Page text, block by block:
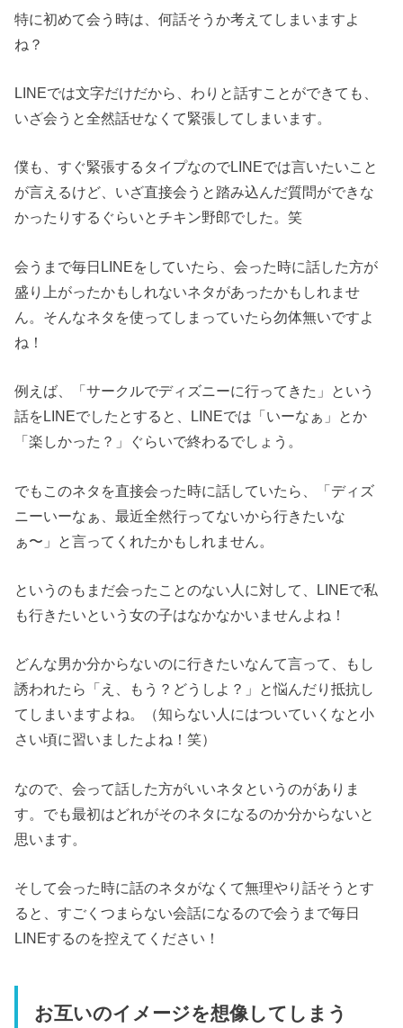
特に初めて会う時は、何話そうか考えてしまいますよ
ね？
LINEでは文字だけだから、わりと話すことができても、
いざ会うと全然話せなくて緊張してしまいます。
僕も、すぐ緊張するタイプなのでLINEでは言いたいこと
が言えるけど、いざ直接会うと踏み込んだ質問ができな
かったりするぐらいとチキン野郎でした。笑
会うまで毎日LINEをしていたら、会った時に話した方が
盛り上がったかもしれないネタがあったかもしれませ
ん。そんなネタを使ってしまっていたら勿体無いですよ
ね！
例えば、「サークルでディズニーに行ってきた」という
話をLINEでしたとすると、LINEでは「いーなぁ」とか
「楽しかった？」ぐらいで終わるでしょう。
でもこのネタを直接会った時に話していたら、「ディズ
ニーいーなぁ、最近全然行ってないから行きたいな
ぁ〜」と言ってくれたかもしれません。
というのもまだ会ったことのない人に対して、LINEで私
も行きたいという女の子はなかなかいませんよね！
どんな男か分からないのに行きたいなんて言って、もし
誘われたら「え、もう？どうしよ？」と悩んだり抵抗し
てしまいますよね。（知らない人にはついていくなと小
さい頃に習いましたよね！笑）
なので、会って話した方がいいネタというのがありま
す。でも最初はどれがそのネタになるのか分からないと
思います。
そして会った時に話のネタがなくて無理やり話そうとす
ると、すごくつまらない会話になるので会うまで毎日
LINEするのを控えてください！
お互いのイメージを想像してしまう